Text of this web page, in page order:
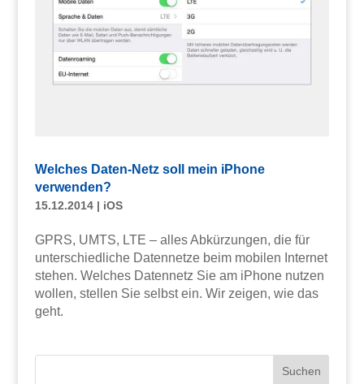
Welches Daten-Netz soll mein iPhone
verwenden?
15.12.2014| iOS
GPRS, UMTS, LTE – alles Abkürzungen, die für
unterschiedliche Datennetze beim mobilen Internet
stehen. Welches Datennetz Sie am iPhone nutzen
wollen, stellen Sie selbst ein. Wir zeigen, wie das
geht.